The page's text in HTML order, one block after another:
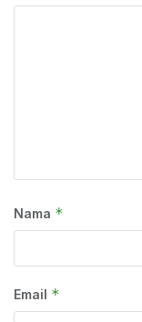
Nama *
Email *